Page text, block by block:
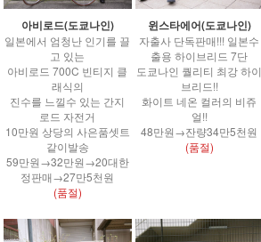
아비로드(도쿄나인)
일본에서 엄청난 인기를 끌
고 있는
아비로드 700C 빈티지 클
래식의
진수를 느낄수 있는 간지
로드 자전거
10만원 상당의 사은품셋트
같이발송
59만원→32만원→20대한
정판매→27만5천원
(품절)
윈스타에어(도쿄나인)
자출사 단독판매!!! 일본수
출용 하이브리드 7단
도쿄나인 퀄리티 최강 하이
브리드!!
화이트 네온 컬러의 비쥬
얼!!
48만원→잔량34만5천원
(품절)